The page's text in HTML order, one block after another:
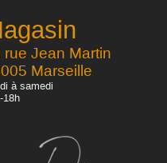
rue Jean Martin
Marseille
à samedi
18h